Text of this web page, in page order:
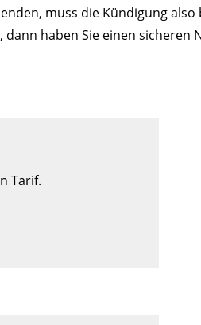
muss die Kündigung also
haben Sie einen sicheren
Tarif.